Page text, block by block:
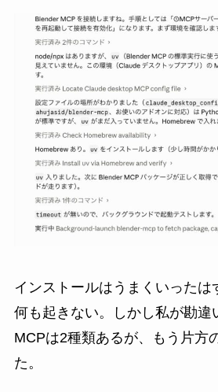
インストールはうまくいったは
何も起きない。しかし私が勘違
MCPは2種類あるが、もう片方
た。